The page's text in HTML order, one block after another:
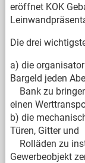
eröffnet KOK
Die drei
a) die
Bargeld jeden
Bank zu
einen
b) die
Türen, Gitter und
Rolläden zu
Gewerbeobjekt